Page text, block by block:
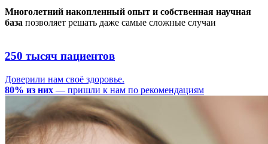
Многолетний накопленный опыт и собственная научная
база позволяет решать даже самые сложные случаи
250 тысяч пациентов
Доверили нам своё здоровье.
80% из них — пришли к нам по рекомендациям